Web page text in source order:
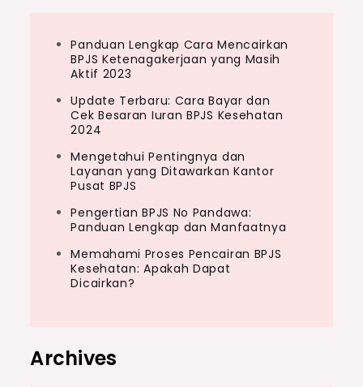
Panduan Lengkap Cara Mencairkan
BPJS Ketenagakerjaan yang Masih
Aktif 2023
Update Terbaru: Cara Bayar dan
Cek Besaran Iuran BPJS Kesehatan
2024
Mengetahui Pentingnya dan
Layanan yang Ditawarkan Kantor
Pusat BPJS
Pengertian BPJS No Pandawa:
Panduan Lengkap dan Manfaatnya
Memahami Proses Pencairan BPJS
Kesehatan: Apakah Dapat
Dicairkan?
Archives